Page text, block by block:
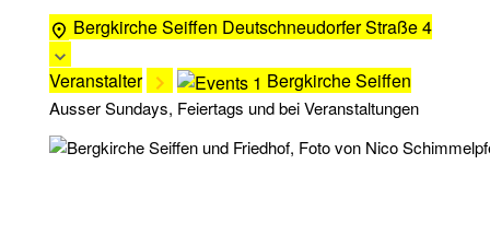
Bergkirche Seiffen Deutschneudorfer Straße 4
Veranstalter Bergkirche Seiffen
Ausser Sundays, Feiertags und bei Veranstaltungen